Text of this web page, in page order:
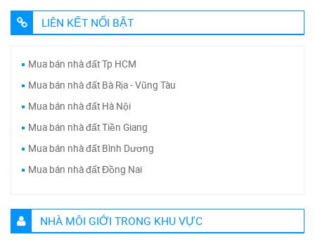
LIÊN KẾT NỔI BẬT
Mua bán nhà đất Tp HCM
Mua bán nhà đất Bà Rịa - Vũng Tàu
Mua bán nhà đất Hà Nội
Mua bán nhà đất Tiền Giang
Mua bán nhà đất Bình Dương
Mua bán nhà đất Đồng Nai
NHÀ MÔI GIỚI TRONG KHU VỰC